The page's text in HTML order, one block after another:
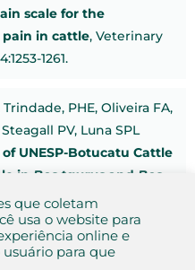
scale for the
pain in cattle, Veterinary
1261.
PHE, Oliveira FA,
PV, Luna SPL
UNESP-Botucatu Cattle
in Bos taurus and Bos
pain of surgical
que coletam
usa o website para
online e
para que